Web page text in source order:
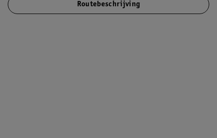
Routebeschrijving